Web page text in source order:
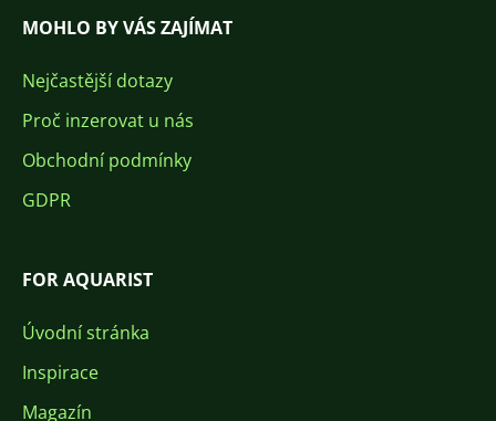
MOHLO BY VÁS ZAJÍMAT
Nejčastější dotazy
Proč inzerovat u nás
Obchodní podmínky
GDPR
FOR AQUARIST
Úvodní stránka
Inspirace
Magazín